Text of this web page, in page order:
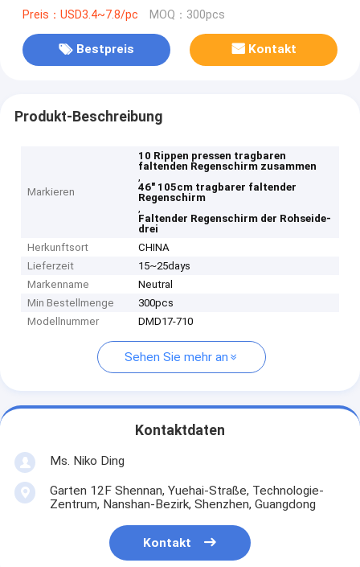
zusammen
Preis：USD3.4~7.8/pc MOQ：300pcs
Bestpreis Kontakt
Produkt-Beschreibung
Markieren
10 Rippen pressen tragbaren
faltenden Regenschirm zusammen
,
46" 105cm tragbarer faltender
Regenschirm
,
Faltender Regenschirm der Rohseide-
drei
Herkunftsort
CHINA
Lieferzeit
15~25days
Markenname
Neutral
Min Bestellmenge
300pcs
Modellnummer
DMD17-710
Sehen Sie mehr an
Kontaktdaten
Ms. Niko Ding
Garten 12F Shennan, Yuehai-Straße, Technologie-
Zentrum, Nanshan-Bezirk, Shenzhen, Guangdong
Kontakt